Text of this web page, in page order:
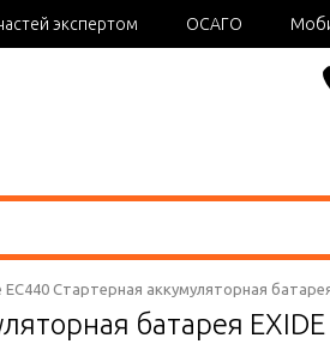
экспертом ОСАГО
EC440 Стартерная аккумуляторная
батарея